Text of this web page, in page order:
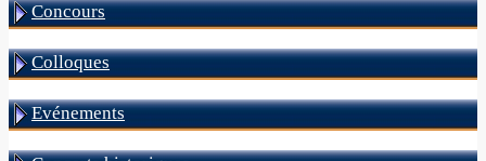
Concours
Colloques
Evénements